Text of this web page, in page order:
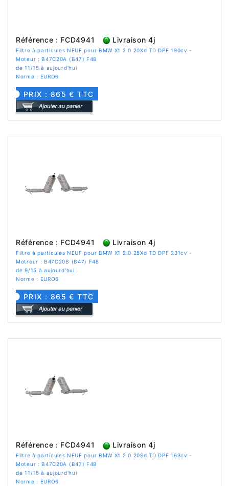
Référence : FCD4941 Livraison 4j
Filtre à particules NEUF pour BMW X1 2.0 20Xd TD DPF 190cv -
Moteur : B47C20A (B47) F48
de 11/15 à aujourd'hui
Norme : EURO6
PRIX : 865 € TTC
Référence : FCD4941 Livraison 4j
Filtre à particules NEUF pour BMW X1 2.0 25Xd TD DPF 231cv -
Motreur : B47C20B (B47) F48
de 9/15 à aujourd'hui
Norme : EURO6
PRIX : 865 € TTC
Référence : FCD4941 Livraison 4j
Filtre à particules NEUF pour BMW X1 2.0 20Sd TD DPF 163cv -
Moteur : B47C20A (B47) F48
de 11/15 à aujourd'hui
Norme : EURO6